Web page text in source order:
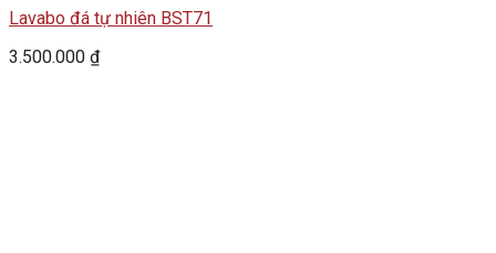
Lavabo đá tự nhiên BST71
3.500.000 ₫